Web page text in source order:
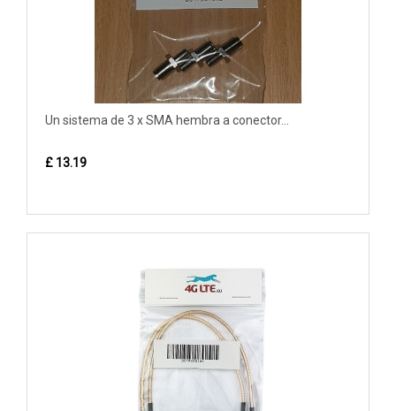
Un sistema de 3 x SMA hembra a conector...
£ 13.19